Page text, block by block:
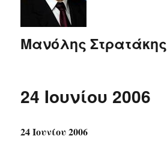
Μανόλης Στρατάκης
24 Ιουνίου 2006
24 Ιουνίου 2006